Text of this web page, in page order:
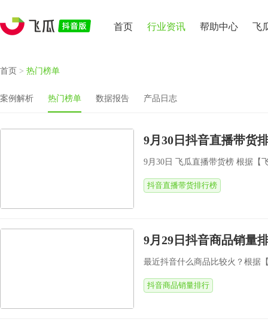
首页 行业资讯 帮助中心 飞
首页 > 热门榜单
案例解析 热门榜单 数据报告 产品日志
9月30日抖音直播带货
9月30日 飞瓜直播带货榜 根据【
抖音直播带货排行榜
9月29日抖音商品销量
最近抖音什么商品比较火？根据
抖音商品销量排行